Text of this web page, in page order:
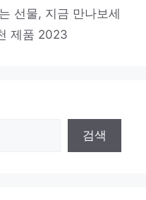
선물, 지금 만나보세
제품 2023
검색